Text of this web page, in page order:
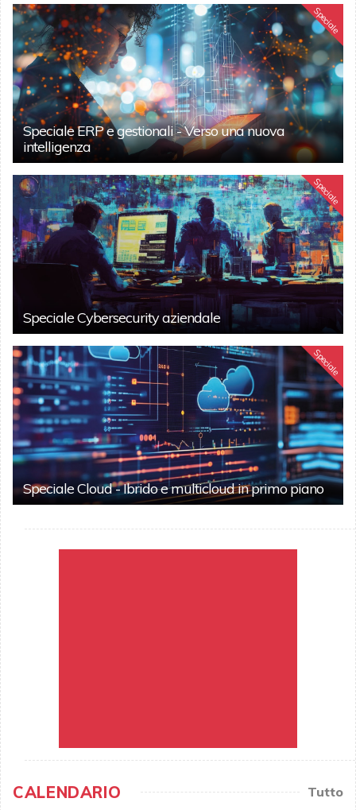
Speciale
Speciale ERP e gestionali - Verso una nuova
intelligenza
Speciale
Speciale Cybersecurity aziendale
Speciale
Speciale Cloud - Ibrido e multicloud in primo piano
CALENDARIO Tutto